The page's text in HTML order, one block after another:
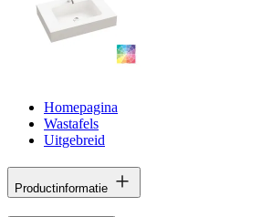
Homepagina
Wastafels
Uitgebreid
Productinformatie